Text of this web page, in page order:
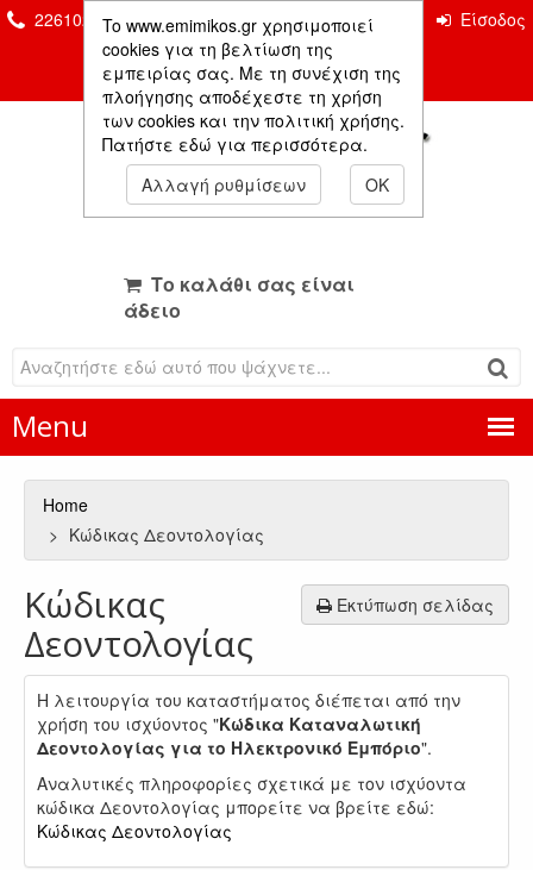
To www.emimikos.gr χρησιμοποιεί
cookies για τη βελτίωση της
εμπειρίας σας. Με τη συνέχιση της
πλοήγησης αποδέχεστε τη χρήση
των cookies και την πολιτική χρήσης.
Πατήστε εδώ για περισσότερα.
Αλλαγή ρυθμίσεων
OK
2261026435 & 2261081666 Επικοινωνία
Είσοδος
Μέλους
Το καλάθι σας είναι
άδειο
Menu
Home
Κώδικας Δεοντολογίας
Εκτύπωση σελίδας
Κώδικας
Δεοντολογίας
Η λειτουργία του καταστήματος διέπεται από την
χρήση του ισχύοντος "Κώδικα Καταναλωτική
Δεοντολογίας για το Ηλεκτρονικό Εμπόριο".
Αναλυτικές πληροφορίες σχετικά με τον ισχύοντα
κώδικα Δεοντολογίας μπορείτε να βρείτε εδώ:
Κώδικας Δεοντολογίας